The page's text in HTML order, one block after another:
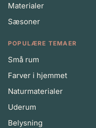
Materialer
Sæsoner
POPULÆRE TEMAER
Små rum
Farver i hjemmet
Naturmaterialer
Uderum
Belysning